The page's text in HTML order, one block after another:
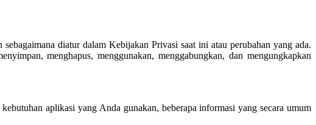
diatur dalam Kebijakan Privasi saat ini atau perubahan yang ada.
menghapus, menggunakan, menggabungkan, dan mengungkapkan
aplikasi yang Anda gunakan, beberapa informasi yang secara umum